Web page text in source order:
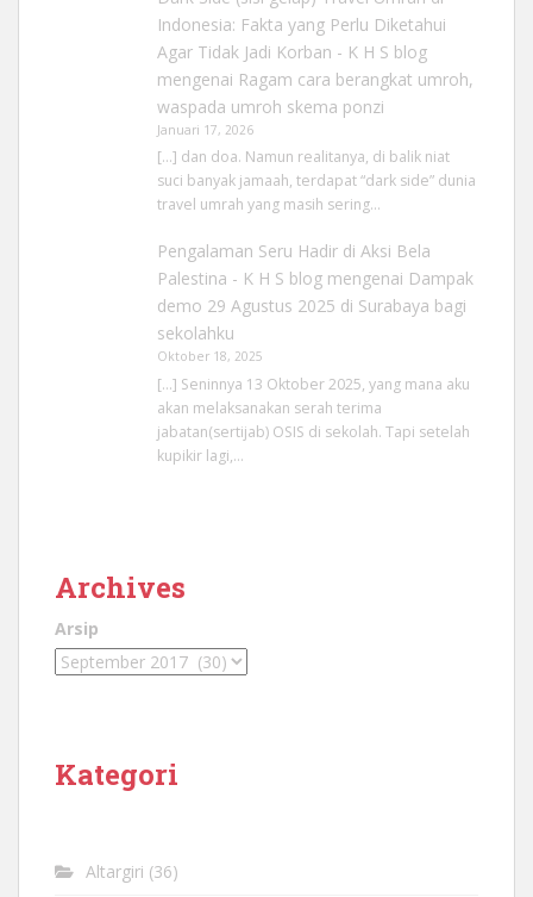
Indonesia: Fakta yang Perlu Diketahui
Agar Tidak Jadi Korban - K H S blog
mengenai Ragam cara berangkat umroh,
waspada umroh skema ponzi
Januari 17, 2026
[…] dan doa. Namun realitanya, di balik niat
suci banyak jamaah, terdapat “dark side” dunia
travel umrah yang masih sering…
Pengalaman Seru Hadir di Aksi Bela
Palestina - K H S blogmengenai Dampak
demo 29 Agustus 2025 di Surabaya bagi
sekolahku
Oktober 18, 2025
[…] Seninnya 13 Oktober 2025, yang mana aku
akan melaksanakan serah terima
jabatan(sertijab) OSIS di sekolah. Tapi setelah
kupikir lagi,…
Archives
Arsip
Kategori
Altargiri (36)